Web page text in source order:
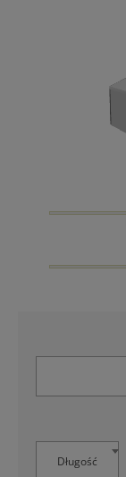
Długość